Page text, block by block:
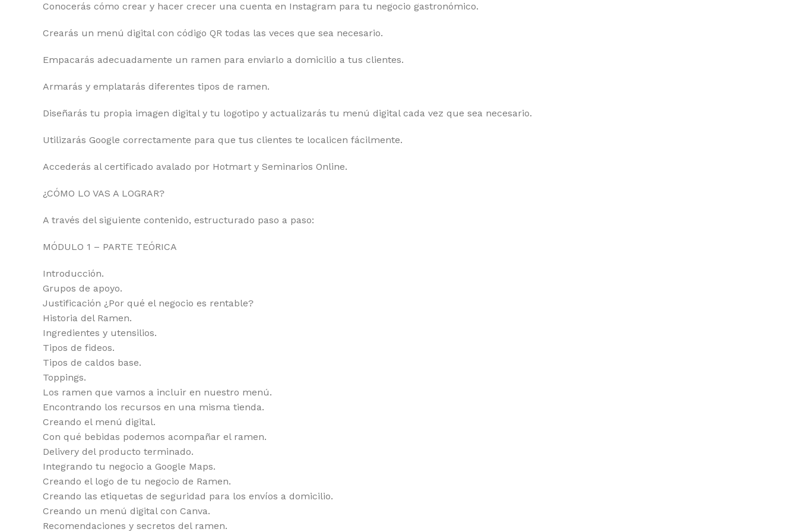
Conocerás cómo crear y hacer crecer una cuenta en Instagram para tu negocio gastronómico.
Crearás un menú digital con código QR todas las veces que sea necesario.
Empacarás adecuadamente un ramen para enviarlo a domicilio a tus clientes.
Armarás y emplatarás diferentes tipos de ramen.
Diseñarás tu propia imagen digital y tu logotipo y actualizarás tu menú digital cada vez que sea necesario.
Utilizarás Google correctamente para que tus clientes te localicen fácilmente.
Accederás al certificado avalado por Hotmart y Seminarios Online.
¿CÓMO LO VAS A LOGRAR?
A través del siguiente contenido, estructurado paso a paso:
MÓDULO 1 – PARTE TEÓRICA
Introducción.
Grupos de apoyo.
Justificación ¿Por qué el negocio es rentable?
Historia del Ramen.
Ingredientes y utensilios.
Tipos de fideos.
Tipos de caldos base.
Toppings.
Los ramen que vamos a incluir en nuestro menú.
Encontrando los recursos en una misma tienda.
Creando el menú digital.
Con qué bebidas podemos acompañar el ramen.
Delivery del producto terminado.
Integrando tu negocio a Google Maps.
Creando el logo de tu negocio de Ramen.
Creando las etiquetas de seguridad para los envíos a domicilio.
Creando un menú digital con Canva.
Recomendaciones y secretos del ramen.